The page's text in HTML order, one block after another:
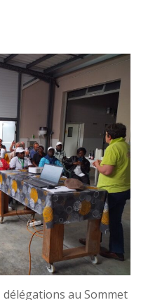
au Sommet